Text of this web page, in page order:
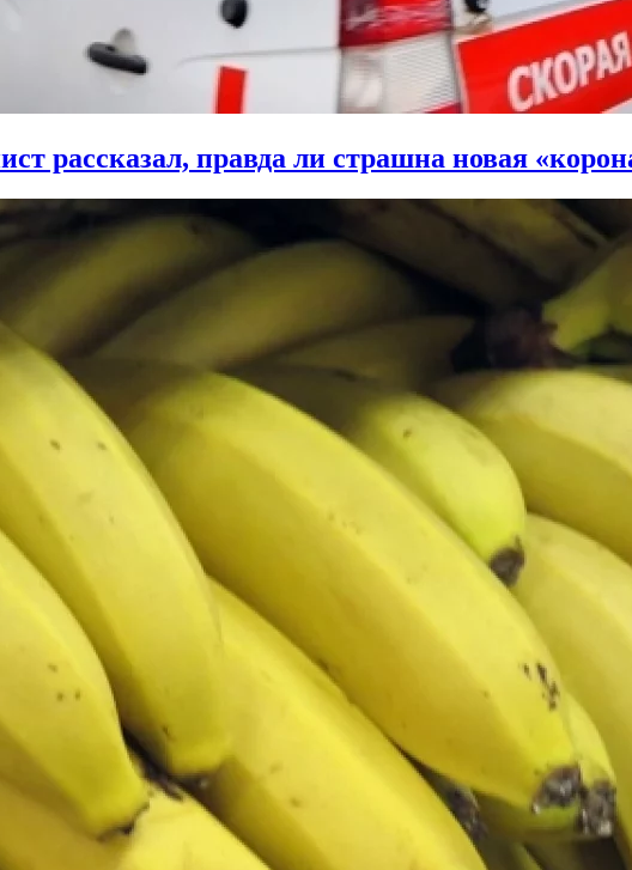
рассказал, правда ли страшна новая